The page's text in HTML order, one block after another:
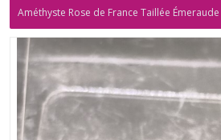
Améthyste Rose de France Taillée Émeraude